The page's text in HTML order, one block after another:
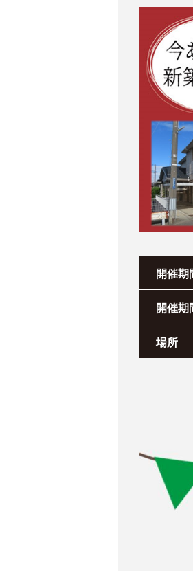
開催期
開催期
場所